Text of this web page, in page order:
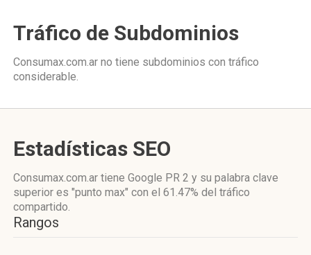
Tráfico de Subdominios
Consumax.com.ar no tiene subdominios con tráfico
considerable.
Estadísticas SEO
Consumax.com.ar tiene Google PR 2 y su palabra clave
superior es "punto max" con el 61.47% del tráfico
compartido.
Rangos